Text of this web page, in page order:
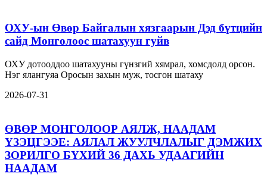
ОХУ-ын Өвөр Байгалын хязгаарын Дэд бүтцийн
сайд Монголоос шатахуун гуйв
ОХУ дотооддоо шатахууны гүнзгий хямрал, хомсдолд орсон.
Нэг ялангуяа Оросын захын муж, тосгон шатаху
2026-07-31
ӨВӨР МОНГОЛООР АЯЛЖ, НААДАМ
ҮЗЭЦГЭЭЕ: АЯЛАЛ ЖУУЛЧЛАЛЫГ ДЭМЖИХ
ЗОРИЛГО БҮХИЙ 36 ДАХЬ УДААГИЙН
НААДАМ